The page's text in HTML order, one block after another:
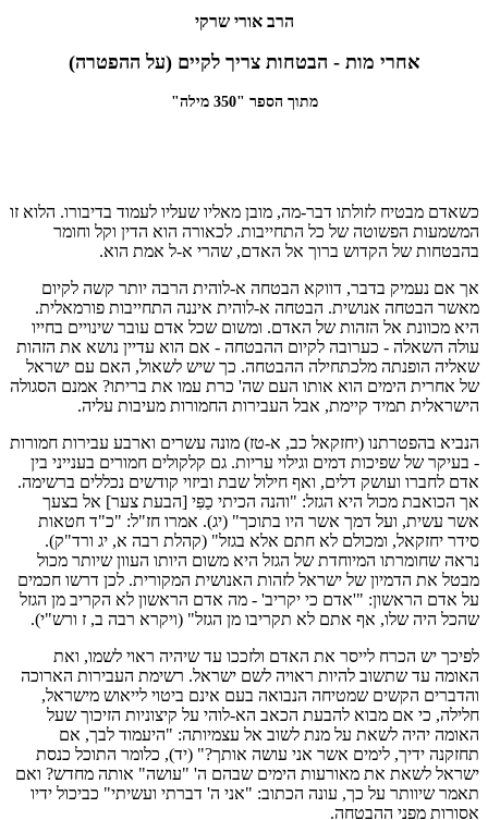
הרב אורי שרקי
אחרי מות - הבטחות צריך לקיים (על ההפטרה)
מתוך הספר "350 מילה"
כשאדם מבטיח לזולתו דבר-מה, מובן מאליו שעליו לעמוד בדיבורו. הלוא זו
המשמעות הפשוטה של כל התחייבות. לכאורה הוא הדין וקל וחומר
בהבטחות של הקדוש ברוך אל האדם, שהרי א-ל אמת הוא.
אך אם נעמיק בדבר, דווקא הבטחה א-לוהית הרבה יותר קשה לקיום
מאשר הבטחה אנושית. הבטחה א-לוהית איננה התחייבות פורמאלית.
היא מכוונת אל הזהות של האדם. ומשום שכל אדם עובר שינויים בחייו
עולה השאלה - כערובה לקיום ההבטחה - אם הוא עדיין נושא את הזהות
שאליה הופנתה מלכתחילה ההבטחה. כך שיש לשאול, האם עם ישראל
של אחרית הימים הוא אותו העם שה' כרת עמו את בריתו? אמנם הסגולה
הישראלית תמיד קיימת, אבל העבירות החמורות מעיבות עליה.
הנביא בהפטרתנו (יחזקאל כב, א-טז) מונה עשרים וארבע עבירות חמורות
- בעיקר של שפיכות דמים וגילוי עריות. גם קלקולים חמורים בענייני בין
אדם לחברו ועושק דלים, ואף חילול שבת וביזוי קודשים נכללים ברשימה.
אך הכואבת מכול היא הגזל: "והנה הכיתי כַפִּי [הבעת צער] אל בצעך
אשר עשית, ועל דמך אשר היו בתוכך" (יג). אמרו חז"ל: "כ"ד חטאות
סידר יחזקאל, ומכולם לא חתם אלא בגזל" (קהלת רבה א, יג ורד"ק).
נראה שחומרתו המיוחדת של הגזל היא משום היותו העוון שיותר מכול
מבטל את הדמיון של ישראל לזהות האנושית המקורית. לכן דרשו חכמים
על אדם הראשון: "'אדם כי יקריב' - מה אדם הראשון לא הקריב מן הגזל
שהכל היה שלו, אף אתם לא תקריבו מן הגזל" (ויקרא רבה ב, ז ורש"י).
לפיכך יש הכרח לייסר את האדם ולזככו עד שיהיה ראוי לשמו, ואת
האומה עד שתשוב להיות ראויה לשם ישראל. רשימת העבירות הארוכה
והדברים הקשים שמטיחה הנבואה בעם אינם ביטוי לייאוש מישראל,
חלילה, כי אם מבוא להבעת הכאב הא-לוהי על קיצוניות הזיכוך שעל
האומה יהיה לשאת על מנת לשוב אל עצמיותה: "היעמוד לבך, אם
תחזקנה ידיך, לימים אשר אני עושה אותך?" (יד), כלומר התוכל כנסת
ישראל לשאת את מאורעות הימים שבהם ה' "עושה" אותה מחדש? ואם
תאמר שיוותר על כך, עונה הכתוב: "אני ה' דברתי ועשיתי" כביכול ידיו
אסורות מפני ההבטחה.